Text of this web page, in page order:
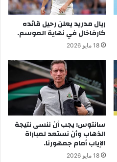
ريال مدريد يعلن رحيل قائده
كارفاخال في نهاية الموسم.
18 مايو 2026
سانتوس: يجب أن ننسى نتيجة
الذهاب وأن نستعد لمباراة
الإياب أمام جمهورنا.
18 مايو 2026